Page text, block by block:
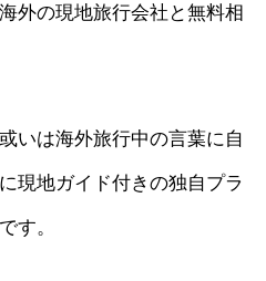
外の現地旅行会社と無料相
いは海外旅行中の言葉に自
現地ガイド付きの独自プラ
す。